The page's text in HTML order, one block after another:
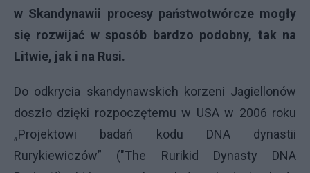
w Skandynawii procesy państwotwórcze mogły
się rozwijać w sposób bardzo podobny, tak na
Litwie, jak i na Rusi.
Do odkrycia skandynawskich korzeni Jagiellonów
doszło dzięki rozpoczętemu w USA w 2006 roku
„Projektowi badań kodu DNA dynastii
Rurykiewiczów” ("The Rurikid Dynasty DNA